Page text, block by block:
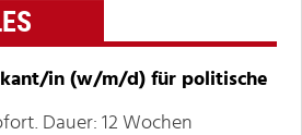
in (w/m/d) für politische
Dauer: 12 Wochen